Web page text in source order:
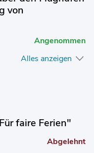
von
Angenommen
Alles anzeigen
faire Ferien"
Abgelehnt